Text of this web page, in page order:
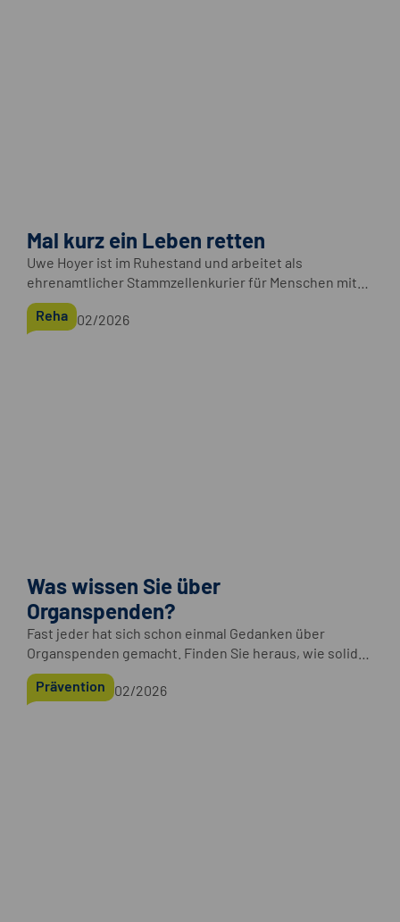
Mal kurz ein Leben retten
Uwe Hoyer ist im Ruhestand und arbeitet als
ehrenamtlicher Stammzellenkurier für Menschen mit
Blutkrebs. Eine verantwortungsvolle Tätigkeit, bei der
es manchmal auch sehr hektisch werden kann.
Reha 02/2026
Was wissen Sie über
Organspenden?
Fast jeder hat sich schon einmal Gedanken über
Organspenden gemacht. Finden Sie heraus, wie solide
Ihre Kenntnisse sind.
Prävention 02/2026